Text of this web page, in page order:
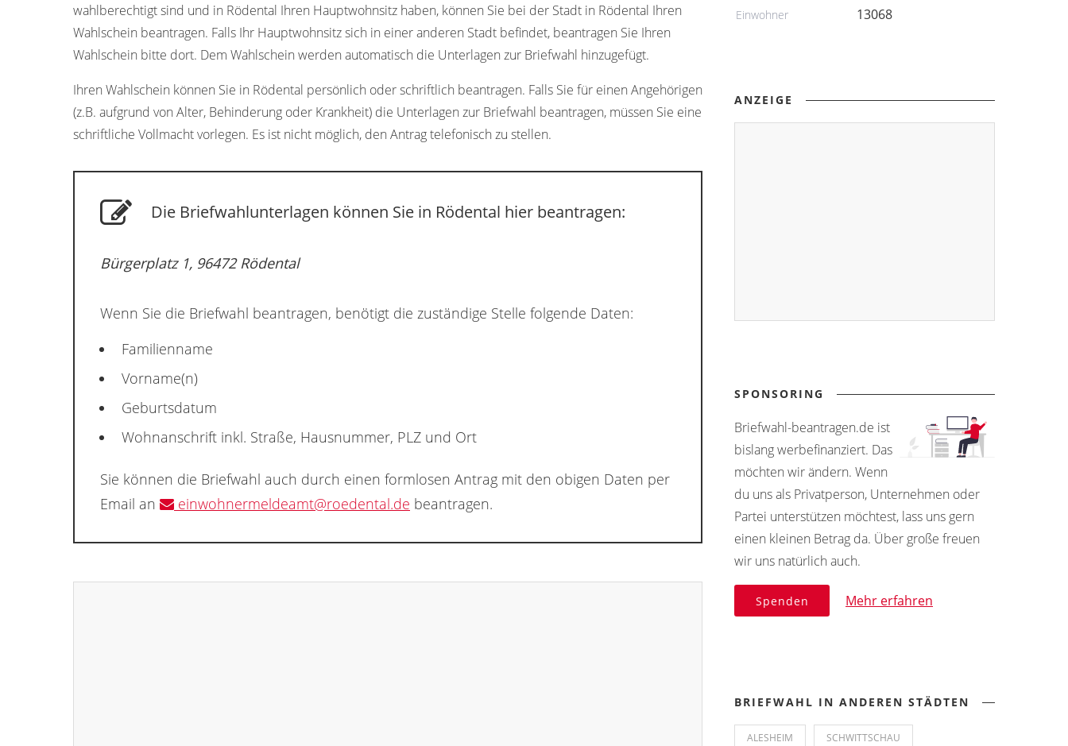
wahlberechtigt sind und in Rödental Ihren Hauptwohnsitz haben, können Sie bei der Stadt in Rödental Ihren
Wahlschein beantragen. Falls Ihr Hauptwohnsitz sich in einer anderen Stadt befindet, beantragen Sie Ihren
Wahlschein bitte dort. Dem Wahlschein werden automatisch die Unterlagen zur Briefwahl hinzugefügt.
Ihren Wahlschein können Sie in Rödental persönlich oder schriftlich beantragen. Falls Sie für einen Angehörigen
(z.B. aufgrund von Alter, Behinderung oder Krankheit) die Unterlagen zur Briefwahl beantragen, müssen Sie eine
schriftliche Vollmacht vorlegen. Es ist nicht möglich, den Antrag telefonisch zu stellen.
Die Briefwahlunterlagen können Sie in Rödental hier beantragen:
Bürgerplatz 1, 96472 Rödental
Wenn Sie die Briefwahl beantragen, benötigt die zuständige Stelle folgende Daten:
Familienname
Vorname(n)
Geburtsdatum
Wohnanschrift inkl. Straße, Hausnummer, PLZ und Ort
Sie können die Briefwahl auch durch einen formlosen Antrag mit den obigen Daten per
Email an
einwohnermeldeamt@roedental.de beantragen.
Einwohner 13068
ANZEIGE
SPONSORING
Briefwahl-beantragen.de ist
bislang werbefinanziert. Das
möchten wir ändern. Wenn
du uns als Privatperson, Unternehmen oder
Partei unterstützen möchtest, lass uns gern
einen kleinen Betrag da. Über große freuen
wir uns natürlich auch.
Spenden Mehr erfahren
BRIEFWAHL IN ANDEREN STÄDTEN
ALESHEIM SCHWITTSCHAU